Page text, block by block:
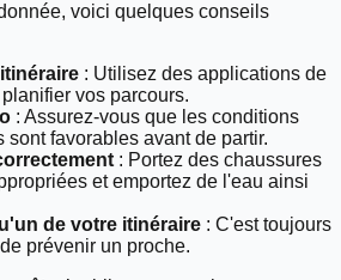
voici quelques conseils
: Utilisez des applications de
vos parcours.
: Assurez-vous que les conditions
sont favorables avant de partir.
: Portez des chaussures
et emportez de l'eau ainsi
de votre itinéraire : C'est toujours
prévenir un proche.